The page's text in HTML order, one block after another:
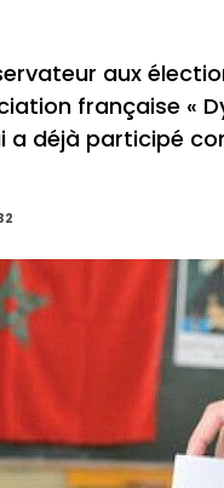
aux
française «
a déjà participé